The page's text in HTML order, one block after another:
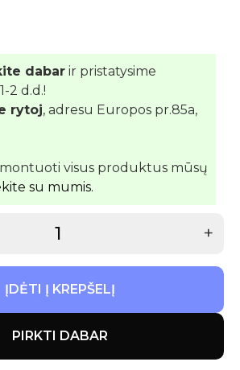
dabar ir pristatysime
2 d.d.!
rytoj, adresu Europos pr.85a,
visus produktus mūsų
su mumis.
+
ĮDĖTI Į KREPŠELĮ
PIRKTI DABAR